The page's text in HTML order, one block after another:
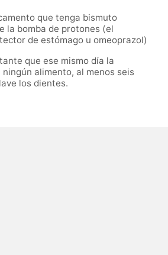
que tenga bismuto
la bomba de protones (el
de estómago u omeoprazol)
que ese mismo día la
alimento, al menos seis
los dientes.